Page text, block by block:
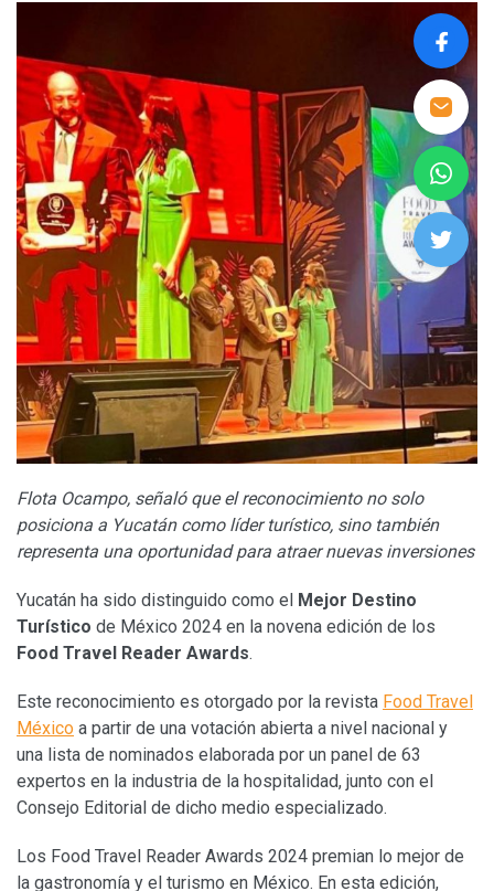
Flota Ocampo, señaló que el reconocimiento no solo
posiciona a Yucatán como líder turístico, sino también
representa una oportunidad para atraer nuevas inversiones
Yucatán ha sido distinguido como el Mejor Destino
Turístico de México 2024 en la novena edición de los
Food Travel Reader Awards.
Este reconocimiento es otorgado por la revista Food Travel
México a partir de una votación abierta a nivel nacional y
una lista de nominados elaborada por un panel de 63
expertos en la industria de la hospitalidad, junto con el
Consejo Editorial de dicho medio especializado.
Los Food Travel Reader Awards 2024 premian lo mejor de
la gastronomía y el turismo en México. En esta edición,